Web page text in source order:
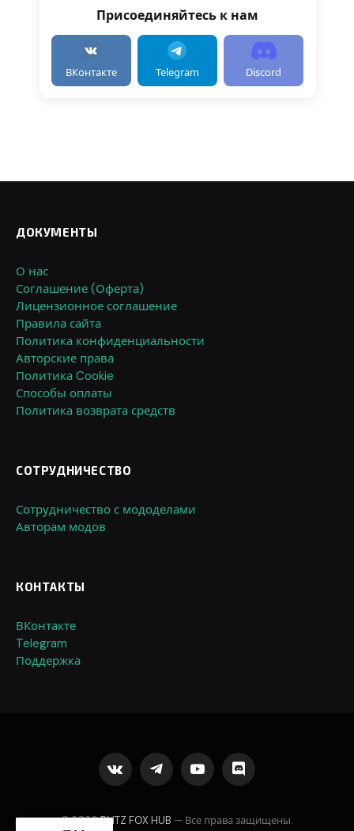
Присоединяйтесь к нам
ВКонтакте Telegram Discord
ДОКУМЕНТЫ
О нас
Соглашение (Оферта)
Лицензионное соглашение
Правила сайта
Политика конфиденциальности
Авторские права
Политика Cookie
Способы оплаты
Политика возврата средств
СОТРУДНИЧЕСТВО
Сотрудничество с мододелами
Авторам модов
КОНТАКТЫ
ВКонтакте
Telegram
Поддержка
VKontakteTelegramYouTubeDiscord
© 2026BLITZ FOX HUB — Все права защищены.